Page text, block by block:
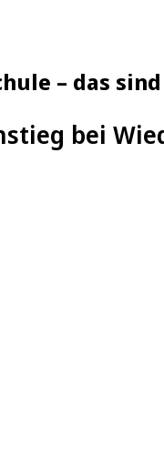
– das
bei